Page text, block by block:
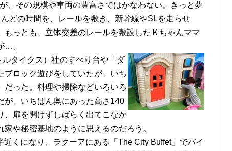
、その規模や車両の豊富さではかなわない。きっと夢
どの時間を、レールを敷き、新幹線やSLを走らせ
っとも、立体交差のレールを敷設したＫちゃんママ
…。
タイクス）社のすべり台や「ダ
ロック遊びをしていたが、いち
った。料理や掃除などいろいろ
が、いちばん奥にあった高さ140
、扉を開けずしばらく出てこなか
や秘密基地のように思えるのだろう。
近くになり、ラクーアにある「The City Buffet」でバイ